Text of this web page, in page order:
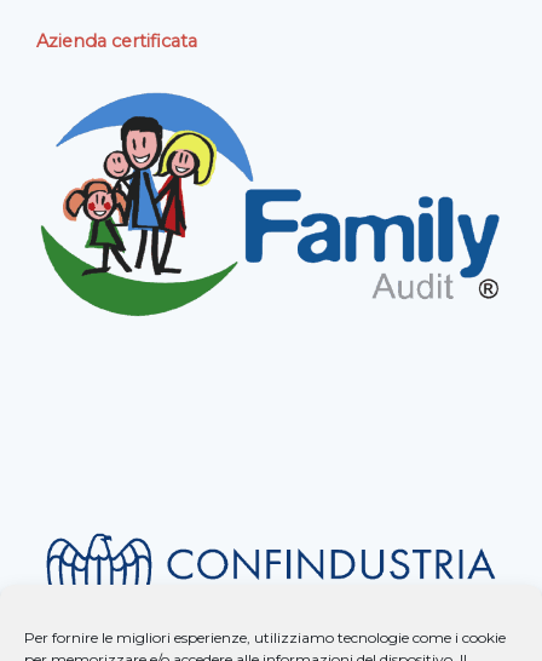
Per fornire le migliori esperienze, utilizziamo tecnologie come i cookie
Azienda certificata